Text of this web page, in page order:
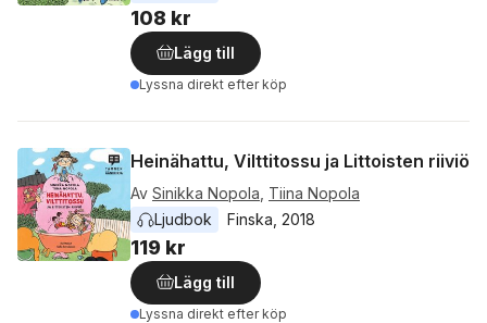
108 kr
Lägg till
Lyssna direkt efter köp
Heinähattu, Vilttitossu ja Littoisten riiviö
Av Sinikka Nopola Tiina Nopola
Ljudbok
Finska 2018
119 kr
Lägg till
Lyssna direkt efter köp